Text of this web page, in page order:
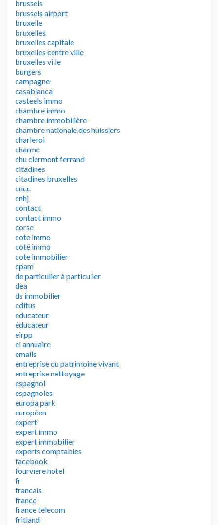
brussels
brussels airport
bruxelle
bruxelles
bruxelles capitale
bruxelles centre ville
bruxelles ville
burgers
campagne
casablanca
casteels immo
chambre immo
chambre immobilière
chambre nationale des huissiers
charleroi
charme
chu clermont ferrand
citadines
citadines bruxelles
cncc
cnhj
contact
contact immo
corse
cote immo
coté immo
cote immobilier
cpam
de particulier à particulier
dea
ds immobilier
editus
educateur
éducateur
eirpp
el annuaire
emails
entreprise du patrimoine vivant
entreprise nettoyage
espagnol
espagnoles
europa park
européen
expert
expert immo
expert immobilier
experts comptables
facebook
fourviere hotel
fr
francais
france
france telecom
fritland